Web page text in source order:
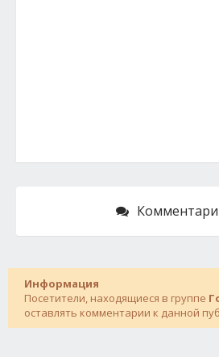
Информация
Посетители, находящиеся в группе
оставлять комментарии к данной